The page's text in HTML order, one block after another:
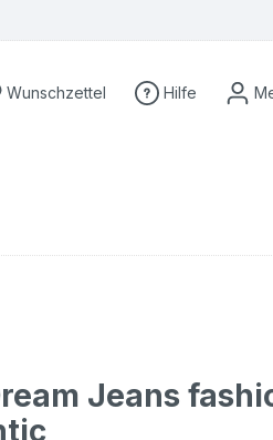
Du hast 0 Produkte auf dem
Wunschzettel Hilfe
Jeans